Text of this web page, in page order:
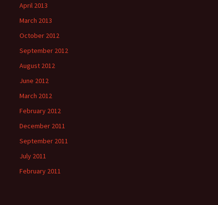
April 2013
March 2013
October 2012
September 2012
August 2012
June 2012
March 2012
February 2012
December 2011
September 2011
July 2011
February 2011